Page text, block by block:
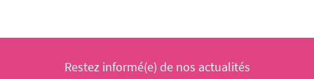
Restez informé(e) de nos actualités